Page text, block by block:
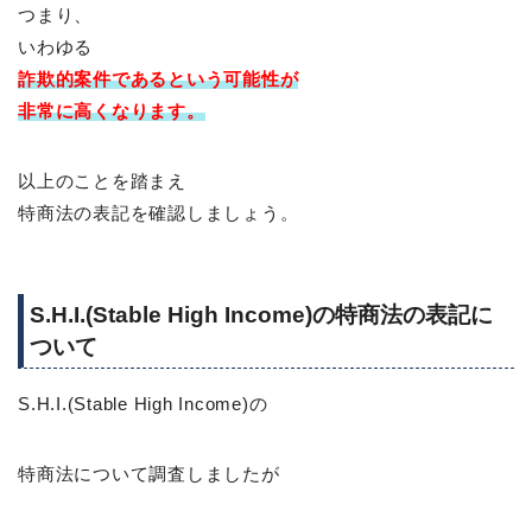
つまり、
いわゆる
詐欺的案件であるという可能性が
非常に高くなります。
以上のことを踏まえ
特商法の表記を確認しましょう。
S.H.I.(Stable High Income)の特商法の表記に
ついて
S.H.I.(Stable High Income)の
特商法について調査しましたが